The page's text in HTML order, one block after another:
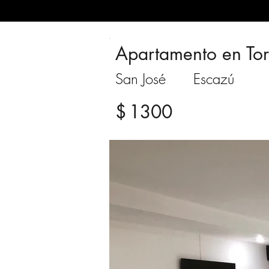
Apartamento en
San José Escazú
$ 1300